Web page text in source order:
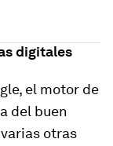
digitales
el motor de
del buen
otras